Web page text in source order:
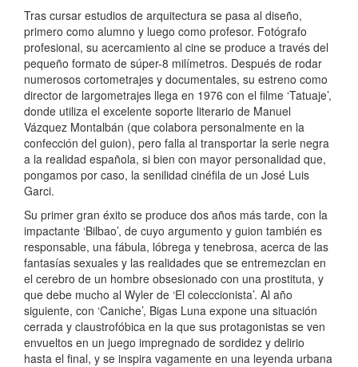
Tras cursar estudios de arquitectura se pasa al diseño,
primero como alumno y luego como profesor. Fotógrafo
profesional, su acercamiento al cine se produce a través del
pequeño formato de súper-8 milímetros. Después de rodar
numerosos cortometrajes y documentales, su estreno como
director de largometrajes llega en 1976 con el filme ‘Tatuaje’,
donde utiliza el excelente soporte literario de Manuel
Vázquez Montalbán (que colabora personalmente en la
confección del guion), pero falla al transportar la serie negra
a la realidad española, si bien con mayor personalidad que,
pongamos por caso, la senilidad cinéfila de un José Luis
Garci.
Su primer gran éxito se produce dos años más tarde, con la
impactante ‘Bilbao’, de cuyo argumento y guion también es
responsable, una fábula, lóbrega y tenebrosa, acerca de las
fantasías sexuales y las realidades que se entremezclan en
el cerebro de un hombre obsesionado con una prostituta, y
que debe mucho al Wyler de ‘El coleccionista’. Al año
siguiente, con ‘Caniche’, Bigas Luna expone una situación
cerrada y claustrofóbica en la que sus protagonistas se ven
envueltos en un juego impregnado de sordidez y delirio
hasta el final, y se inspira vagamente en una leyenda urbana